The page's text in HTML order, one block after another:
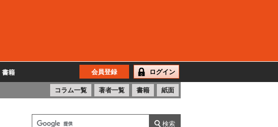
書籍 会員登録 ログイン
コラム一覧 著者一覧 書籍 紙面